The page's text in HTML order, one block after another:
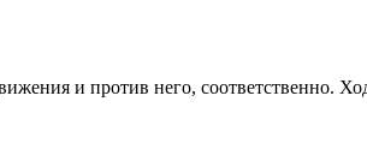
и против него, соответственно.